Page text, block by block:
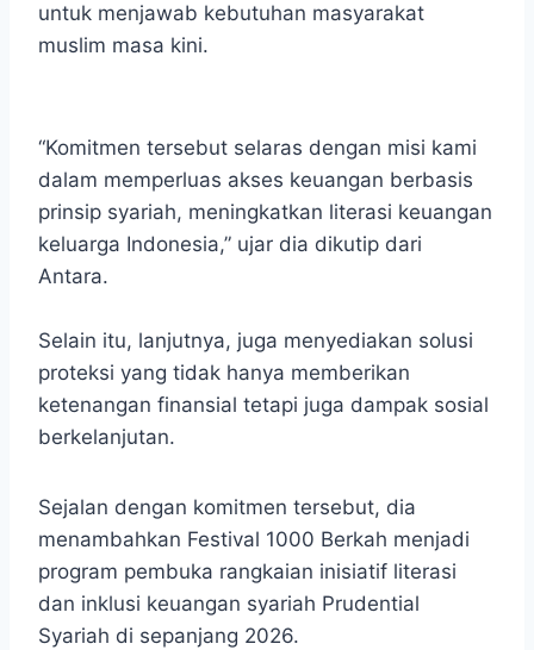
untuk menjawab kebutuhan masyarakat
muslim masa kini.
“Komitmen tersebut selaras dengan misi kami
dalam memperluas akses keuangan berbasis
prinsip syariah, meningkatkan literasi keuangan
keluarga Indonesia,” ujar dia dikutip dari
Antara.
Selain itu, lanjutnya, juga menyediakan solusi
proteksi yang tidak hanya memberikan
ketenangan finansial tetapi juga dampak sosial
berkelanjutan.
Sejalan dengan komitmen tersebut, dia
menambahkan Festival 1000 Berkah menjadi
program pembuka rangkaian inisiatif literasi
dan inklusi keuangan syariah Prudential
Syariah di sepanjang 2026.